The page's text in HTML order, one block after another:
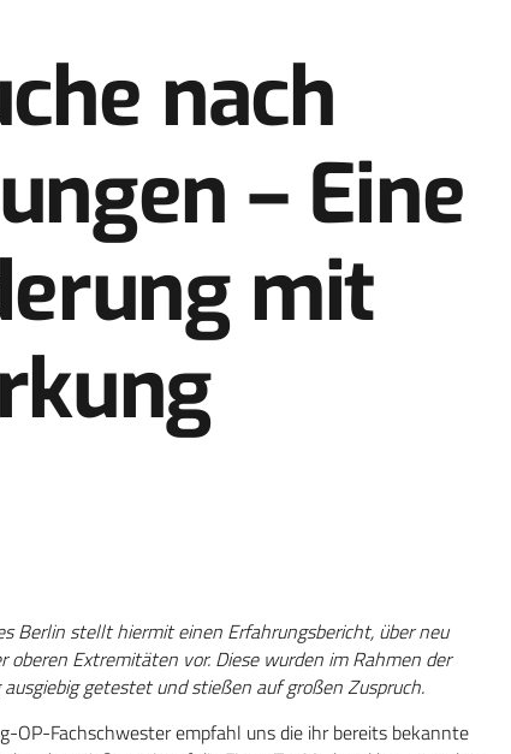
nach
– Eine
mit
Berlin stellt hiermit einen Erfahrungsbericht, über neu
Extremitäten vor. Diese wurden im Rahmen der
getestet und stießen auf großen Zuspruch.
OP-Fachschwester empfahl uns die ihr bereits bekannte